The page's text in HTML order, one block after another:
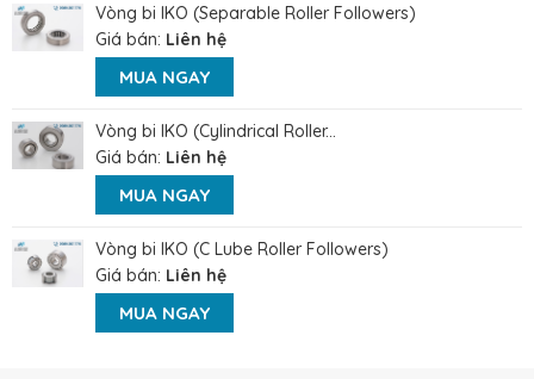
Vòng bi IKO (Separable Roller Followers)
Giá bán: Liên hệ
MUA NGAY
Vòng bi IKO (Cylindrical Roller...
Giá bán: Liên hệ
MUA NGAY
Vòng bi IKO (C Lube Roller Followers)
Giá bán: Liên hệ
MUA NGAY